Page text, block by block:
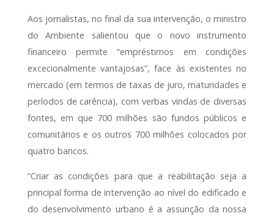
Aos jornalistas, no final da sua intervenção, o ministro
do Ambiente salientou que o novo instrumento
financeiro permite “empréstimos em condições
excecionalmente vantajosas”, face às existentes no
mercado (em termos de taxas de juro, maturidades e
períodos de carência), com verbas vindas de diversas
fontes, em que 700 milhões são fundos públicos e
comunitários e os outros 700 milhões colocados por
quatro bancos.
“Criar as condições para que a reabilitação seja a
principal forma de intervenção ao nível do edificado e
do desenvolvimento urbano é a assunção da nossa